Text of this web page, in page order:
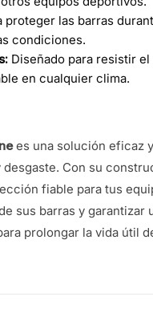
proteger las barras
condiciones.
Diseñado para resistir
en cualquier clima.
es una solución eficaz
Con su
fiable para tus
sus barras y garantizar
prolongar la vida útil